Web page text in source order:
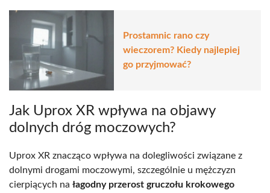
Prostamnic rano czy
wieczorem? Kiedy najlepiej
go przyjmować?
Jak Uprox XR wpływa na objawy
dolnych dróg moczowych?
Uprox XR znacząco wpływa na dolegliwości związane z
dolnymi drogami moczowymi, szczególnie u mężczyzn
cierpiących na łagodny przerost gruczołu krokowego